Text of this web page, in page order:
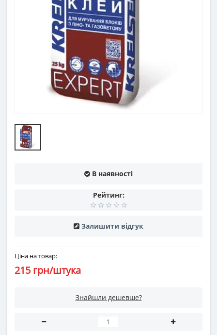
В наявності
Рейтинг:
Залишити відгук
Ціна на товар:
215 грн/штука
Знайшли дешевше?